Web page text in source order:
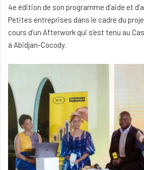
4e édition de son programme d’aide et
Petites entreprises dans le cadre du
cours d’un Afterwork qui s’est tenu au
à Abidjan-Cocody.